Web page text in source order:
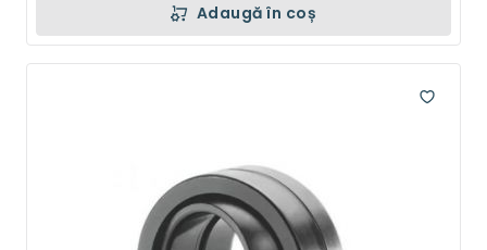
Adaugă în coș